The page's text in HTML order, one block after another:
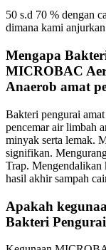
50 s.d 70 % dengan
dimana kami
Mengapa
MICROBAC
Anaerob amat
Bakteri pengurai
pencemar air limbah
minyak serta lemak.
signifikan.
Trap. Mengendalikan
hasil akhir sampah
Apakah
Bakteri